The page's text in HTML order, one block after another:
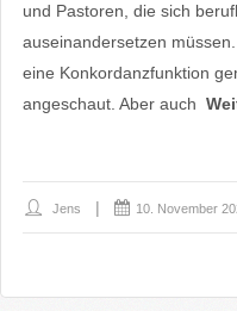
und Pastoren, die sich
auseinandersetzen
eine Konkordanzfunktion
angeschaut. Aber auch
Jens 10. November